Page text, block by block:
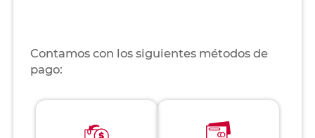
Contamos con los siguientes métodos de
pago: